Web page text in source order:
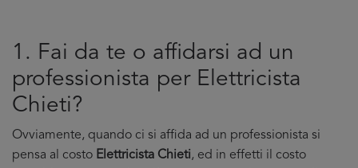
1. Fai da te o affidarsi ad un
professionista per Elettricista
Chieti?
Ovviamente, quando ci si affida ad un professionista si
pensa al costo Elettricista Chieti, ed in effetti il costo